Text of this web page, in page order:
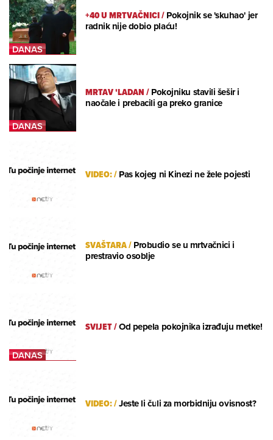
+40 U MRTVAČNICI/Pokojnik se 'skuhao' jer
radnik nije dobio plaću!
MRTAV 'LADAN/Pokojniku stavili šešir i
naočale i prebacili ga preko granice
VIDEO:/Pas kojeg ni Kinezi ne žele pojesti
SVAŠTARA/Probudio se u mrtvačnici i
prestravio osoblje
SVIJET/Od pepela pokojnika izrađuju metke!
VIDEO:/Jeste li čuli za morbidniju ovisnost?